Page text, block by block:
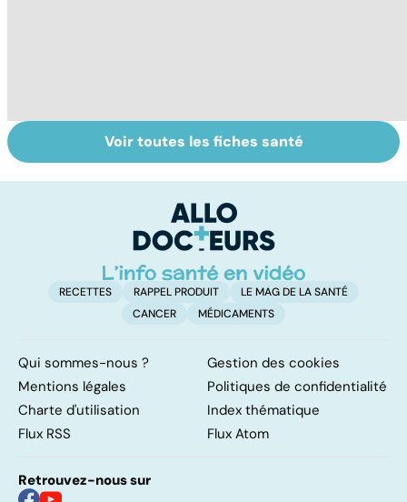
Tout savoir sur le
cerveau
Maladie de Lyme,
quand les tiques
Voir toutes les fiches santé
RECETTES RAPPEL PRODUIT
LE MAG DE LA SANTÉ
CANCER
MÉDICAMENTS
Qui sommes-nous ?
Gestion des cookies
Mentions légales
Politiques de confidentialité
Charte d'utilisation
Index thématique
Flux RSS
Flux Atom
Retrouvez-nous sur